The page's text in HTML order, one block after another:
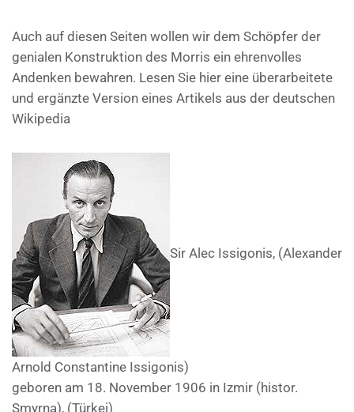
Auch auf diesen Seiten wollen wir dem Schöpfer der
genialen Konstruktion des Morris ein ehrenvolles
Andenken bewahren. Lesen Sie hier eine überarbeitete
und ergänzte Version eines Artikels aus der deutschen
Wikipedia
Sir Alec Issigonis, (Alexander
Arnold Constantine Issigonis)
geboren am 18. November 1906 in Izmir (histor.
Smyrna), (Türkei)